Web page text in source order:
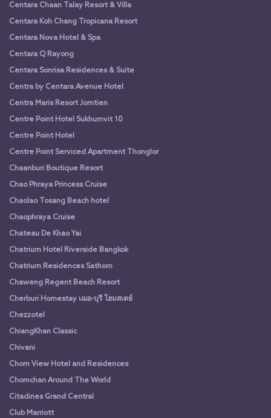
Centara Chaan Talay Resort & Villa
Centara Koh Chang Tropicana Resort
Centara Nova Hotel & Spa
Centara Q Rayong
Centara Sonrisa Residences & Suite
Centra by Centara Avenue Hotel
Centra Maris Resort Jomtien
Centre Point Hotel Sukhumvit 10
Centre Point Hotel
Centre Point Serviced Apartment Thonglor
Chaanburi Boutique Resort
Chao Phraya Princess Cruise
Chaolao Tosang Beach hotel
Chaophraya Cruise
Chateau De Khao Yai
Chatrium Hotel Riverside Bangkok
Chatrium Residences Sathorn
Chaweng Regent Beach Resort
Cherburi Homestay เฌอ-บุรี โฮมสเตย์
Chezzotel
ChiangKhan Classic
Chivani
Chom View Hotel and Residences
Chomchan Around The World
Citadines Grand Central
Club Marriott